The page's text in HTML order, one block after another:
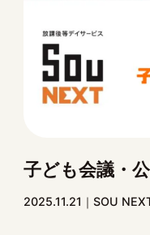
子ども会議・
2025.11.21 SOU